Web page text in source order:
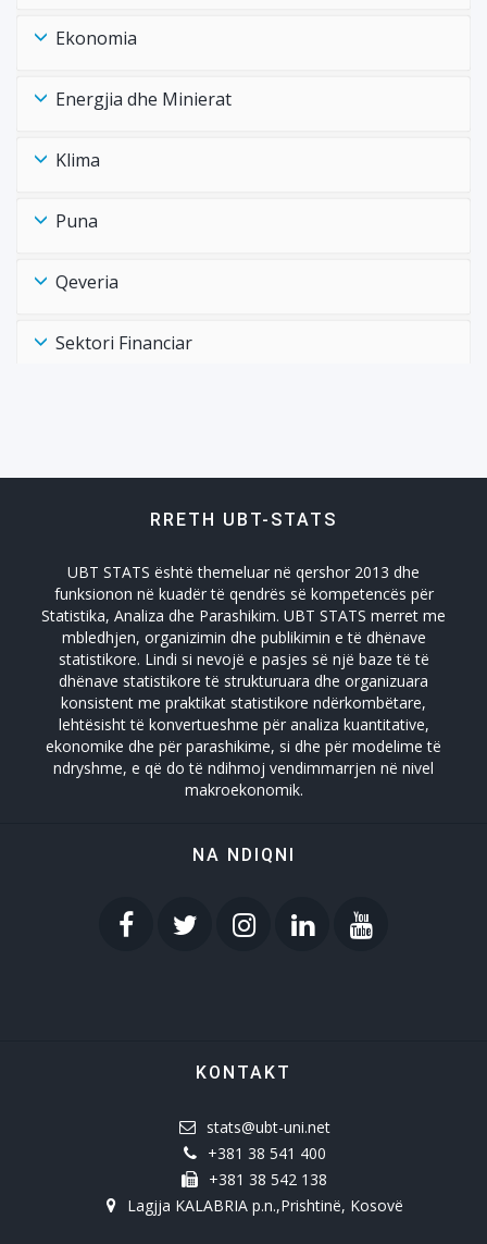
Ekonomia
Energjia dhe Minierat
Klima
Puna
Qeveria
Sektori Financiar
Zhvillimi Social Social Developmet
RRETH UBT-STATS
UBT STATS është themeluar në qershor 2013 dhe
funksionon në kuadër të qendrës së kompetencës për
Statistika, Analiza dhe Parashikim. UBT STATS merret me
mbledhjen, organizimin dhe publikimin e të dhënave
statistikore. Lindi si nevojë e pasjes së një baze të të
dhënave statistikore të strukturuara dhe organizuara
konsistent me praktikat statistikore ndërkombëtare,
lehtësisht të konvertueshme për analiza kuantitative,
ekonomike dhe për parashikime, si dhe për modelime të
ndryshme, e që do të ndihmoj vendimmarrjen në nivel
makroekonomik.
NA NDIQNI
KONTAKT
stats@ubt-uni.net
+381 38 541 400
+381 38 542 138
Lagjja KALABRIA p.n.,Prishtinë, Kosovë